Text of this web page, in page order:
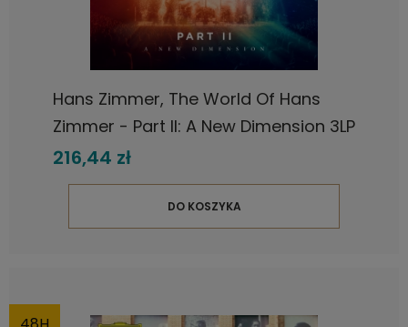
Hans Zimmer, The World Of Hans
Zimmer - Part II: A New Dimension 3LP
216,44 zł
DO KOSZYKA